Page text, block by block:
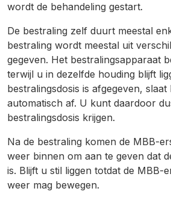
wordt de behandeling gestart.
De bestraling zelf duurt meestal
bestraling wordt meestal uit
gegeven. Het bestralingsapparaat
terwijl u in dezelfde houding blijft
bestralingsdosis is afgegeven, slaat
automatisch af. U kunt daardoor
bestralingsdosis krijgen.
Na de bestraling komen de MBB-
weer binnen om aan te geven dat
is. Blijft u stil liggen totdat de MBB-
weer mag bewegen.